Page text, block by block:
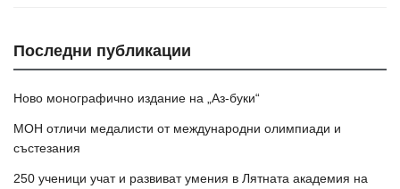
Последни публикации
Ново монографично издание на „Аз-буки“
МОН отличи медалисти от международни олимпиади и
състезания
250 ученици учат и развиват умения в Лятната академия на